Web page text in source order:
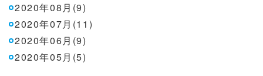
2020年08月(9)
2020年07月(11)
2020年06月(9)
2020年05月(5)